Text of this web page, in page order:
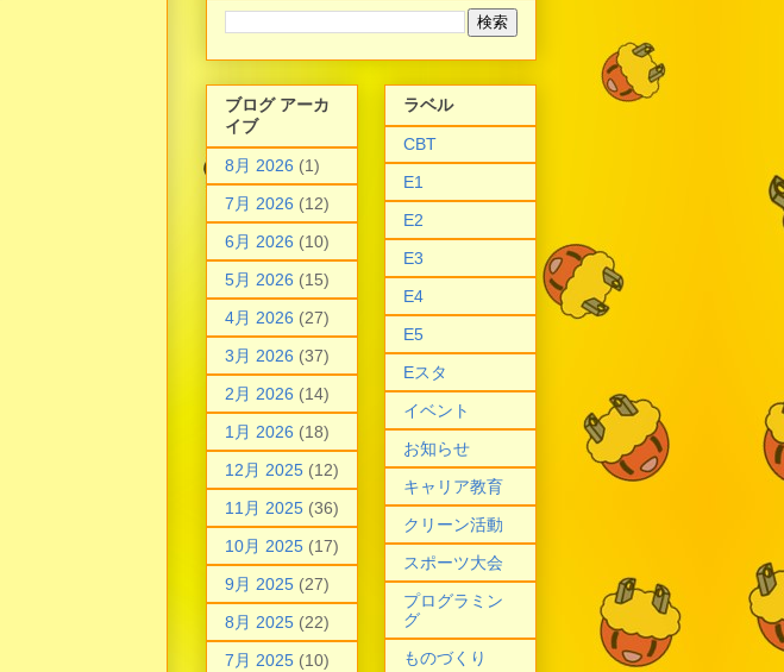
ブログ アーカ
イブ
8月 2026 (1)
7月 2026 (12)
6月 2026 (10)
5月 2026 (15)
4月 2026 (27)
3月 2026 (37)
2月 2026 (14)
1月 2026 (18)
12月 2025 (12)
11月 2025 (36)
10月 2025 (17)
9月 2025 (27)
8月 2025 (22)
7月 2025 (10)
ラベル
CBT
E1
E2
E3
E4
E5
Eスタ
イベント
お知らせ
キャリア教育
クリーン活動
スポーツ大会
プログラミン
グ
ものづくり